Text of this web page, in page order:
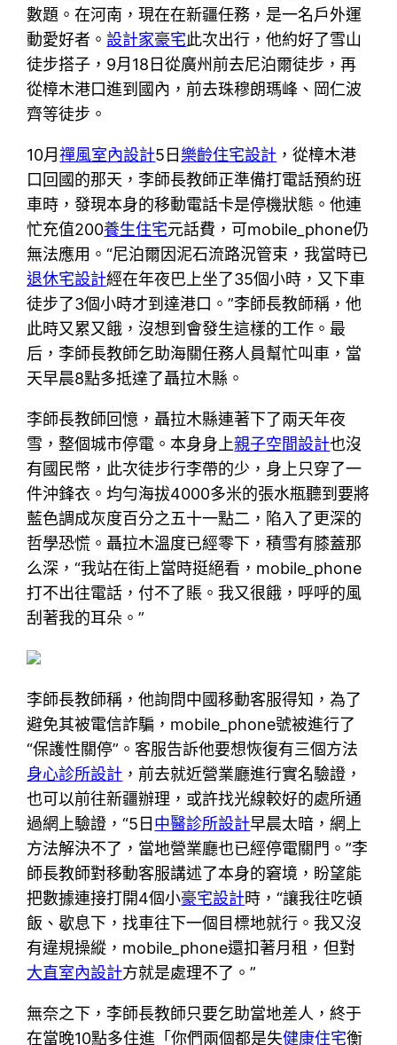
數題。在河南，現在在新疆任務，是一名戶外運
動愛好者。設計家豪宅此次出行，他約好了雪山
徒步搭子，9月18日從廣州前去尼泊爾徒步，再
從樟木港口進到國內，前去珠穆朗瑪峰、岡仁波
齊等徒步。
10月禪風室內設計5日樂齡住宅設計 ，從樟木港
口回國的那天，李師長教師正準備打電話預約班
車時，發現本身的移動電話卡是停機狀態。他連
忙充值200養生住宅元話費，可mobile_phone仍
無法應用。“尼泊爾因泥石流路況管束，我當時已
退休宅設計經在年夜巴上坐了35個小時，又下車
徒步了3個小時才到達港口。”李師長教師稱，他
此時又累又餓，沒想到會發生這樣的工作。最
后，李師長教師乞助海關任務人員幫忙叫車，當
天早晨8點多抵達了聶拉木縣。
李師長教師回憶，聶拉木縣連著下了兩天年夜
雪，整個城市停電。本身身上親子空間設計也沒
有國民幣，此次徒步行李帶的少，身上只穿了一
件沖鋒衣。均勻海拔4000多米的張水瓶聽到要將
藍色調成灰度百分之五十一點二，陷入了更深的
哲學恐慌。聶拉木溫度已經零下，積雪有膝蓋那
么深，“我站在街上當時挺絕看，mobile_phone
打不出往電話，付不了賬。我又很餓，呼呼的風
刮著我的耳朵。”
李師長教師稱，他詢問中國移動客服得知，為了
避免其被電信詐騙，mobile_phone號被進行了
“保護性關停”。客服告訴他要想恢復有三個方法
身心診所設計 ，前去就近營業廳進行實名驗證，
也可以前往新疆辦理，或許找光線較好的處所通
過網上驗證，“5日中醫診所設計早晨太暗，網上
方法解決不了，當地營業廳也已經停電關門。”李
師長教師對移動客服講述了本身的窘境，盼望能
把數據連接打開4個小豪宅設計時，“讓我往吃頓
飯、歇息下，找車往下一個目標地就行。我又沒
有違規操縱，mobile_phone還扣著月租，但對
大直室內設計方就是處理不了。”
無奈之下，李師長教師只要乞助當地差人，終于
在當晚10點多住進「你們兩個都是失健康住宅衡